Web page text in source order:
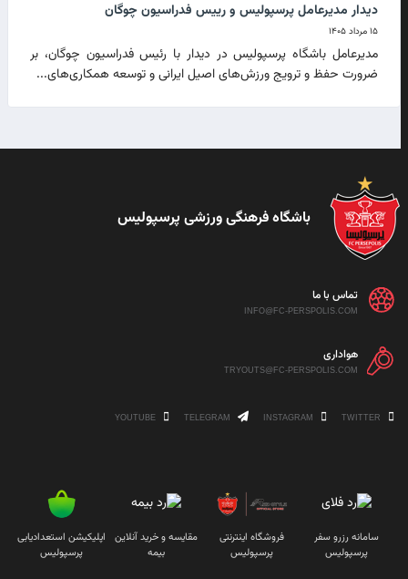
دیدار مدیرعامل پرسپولیس و رییس فدراسیون چوگان
۱۵ مرداد ۱۴۰۵
مدیرعامل باشگاه پرسپولیس در دیدار با رئیس فدراسیون چوگان، بر
ضرورت حفظ و ترویج ورزش‌های اصیل ایرانی و توسعه همکاری‌های...
باشگاه فرهنگی ورزشی پرسپولیس
تماس با ما
INFO@FC-PERSPOLIS.COM
هواداری
TRYOUTS@FC-PERSPOLIS.COM
سامانه رزرو سفر
پرسپولیس
فروشگاه اینترنتی
پرسپولیس
مقایسه و خرید آنلاین
بیمه
اپلیکیشن استعدادیابی
پرسپولیس